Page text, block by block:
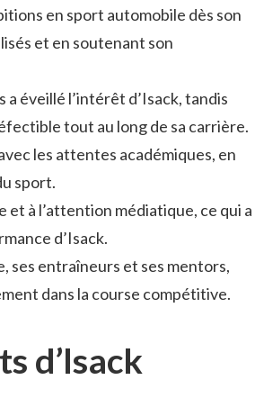
en sport automobile dès son
et en soutenant son
éveillé l’intérêt d’Isack, tandis
tout au long de sa carrière.
les attentes académiques, en
sport.
et à l’attention médiatique, ce qui a
d’Isack.
ses entraîneurs et ses mentors,
dans la course compétitive.
d’Isack